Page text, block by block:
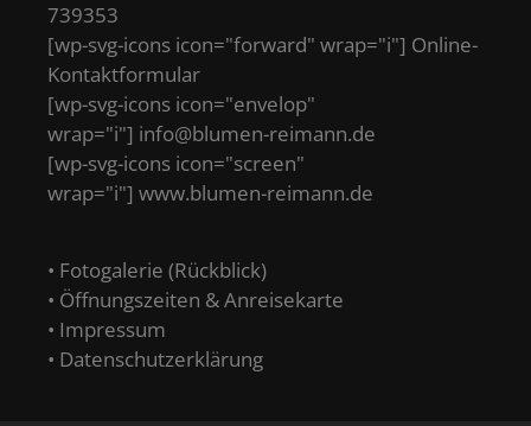
739353
[wp-svg-icons icon="forward" wrap="i"] Online-
Kontaktformular
[wp-svg-icons icon="envelop"
wrap="i"] info@blumen-reimann.de
[wp-svg-icons icon="screen"
wrap="i"] www.blumen-reimann.de
• Fotogalerie (Rückblick)
• Öffnungszeiten & Anreisekarte
• Impressum
• Datenschutzerklärung